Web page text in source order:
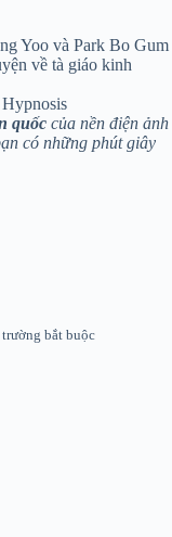
Yoo và Park Bo Gum
về tà giáo kinh
quốc của nền điện ảnh
có những phút giây
trường bắt buộc